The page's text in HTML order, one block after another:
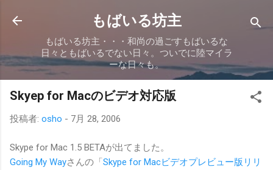
スキップしてメイン コンテンツに移動
もばいる坊主
もばいる坊主・・・和尚の過ごすもばいるな
日々ともばいるでない日々。ついでに陸マイラ
ーな日々も。
Skyep for Macのビデオ対応版
投稿者: osho - 7月 28, 2006
Skype for Mac 1.5 BETAが出てました。
Going My Wayさんの「Skype for Macビデオプレビュー版リリ